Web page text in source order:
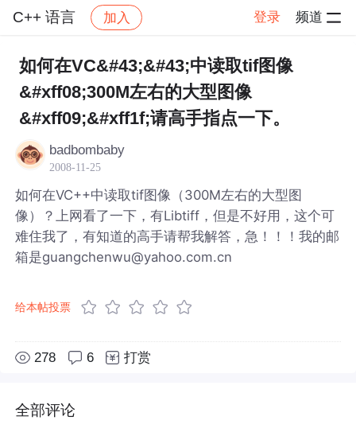
C++ 语言 加入 登录 频道
社区 C++ 语言 帖子详情
如何在VC&#43;&#43;中读取tif图像
&#xff08;300M左右的大型图像
&#xff09;&#xff1f;请高手指点一下。
badbombaby
2008-11-25
如何在VC++中读取tif图像（300M左右的大型图
像）？上网看了一下，有Libtiff，但是不好用，这个可
难住我了，有知道的高手请帮我解答，急！！！我的邮
箱是guangchenwu@yahoo.com.cn
给本帖投票
278 6 打赏
全部评论